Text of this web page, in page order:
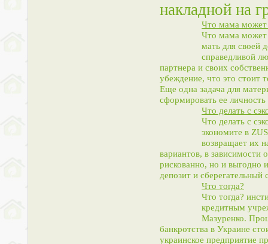
накладной на
Что мама может
Что мама может
мать для своей
справедливой
партнера и своих
убеждение, что это стоит
Еще одна задача для
сформировать ее
Что делать с
Что делать с
экономите в
возвращает их
вариантов, в зависимости
рискованно, но и выгодно
депозит и сберегательный
Что тогда?
Что тогда?
кредитным
Мазуренко.
банкротства в Украине
украинское предприятие